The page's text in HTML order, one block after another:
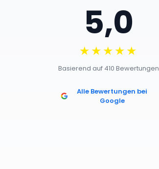
5,0
★★★★★
Basierend auf 410 Bewertungen
Alle Bewertungen bei
Google